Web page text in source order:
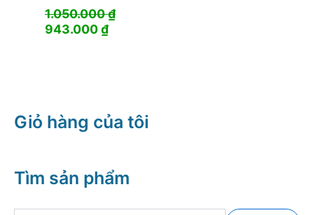
1.050.000₫
Giá
943.000₫Giá
Giỏ hàng của tôi
Tìm sản phẩm